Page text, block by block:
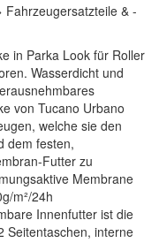
Fahrzeugersatzteile & -
in Parka Look für Roller
Wasserdicht und
von Tucano Urbano
welche sie den
dem festen,
Futter zu
Membrane
m²/24h
Innenfutter ist die
Seitentaschen, interne